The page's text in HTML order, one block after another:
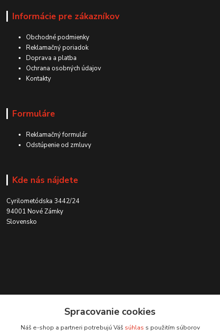
Informácie pre zákazníkov
Obchodné podmienky
Reklamačný poriadok
Doprava a platba
Ochrana osobných údajov
Kontakty
Formuláre
Reklamačný formulár
Odstúpenie od zmluvy
Kde nás nájdete
Cyrilometódska 3442/24
94001 Nové Zámky
Slovensko
0915 707 737
Spracovanie cookies
Náš e-shop a partneri potrebujú Váš súhlas s použitím súborov